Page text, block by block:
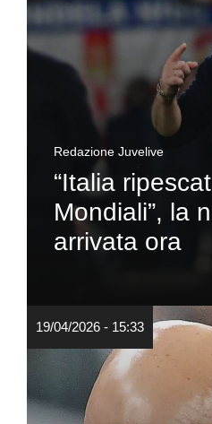
Redazione Juvelive
“Italia
Mondiali”, la
arrivata ora
19/04/2026 - 15:33